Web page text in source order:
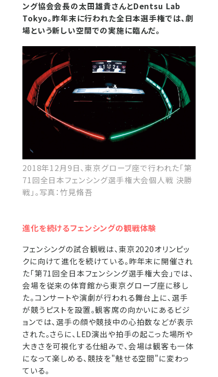
ング協会会長の太田雄貴さんとDentsu Lab
Tokyo。昨年末に行われた全日本選手権では、劇
場という新しい空間での実施に臨んだ。
2018年12月9日、東京グローブ座で行われた「第
71回全日本フェンシング選手権大会個人戦 決勝
戦」。写真：竹見脩吾
進化を続けるフェンシングの観戦体験
フェンシングの試合観戦は、東京2020オリンピッ
クに向けて進化を続けている。昨年末に開催され
た「第71回全日本フェンシング選手権大会」では、
会場を従来の体育館から東京グローブ座に移し
た。コンサートや演劇が行われる舞台上に、選手
が競うピストを設置。観客席の向かいにあるビジ
ョンでは、選手の顔や競技中の心拍数などが表示
された。さらに、LED演出や拍手の起こった場所や
大きさを可視化する仕組みで、会場は観客も一体
になって楽しめる、競技を"魅せる空間"に変わっ
ている。